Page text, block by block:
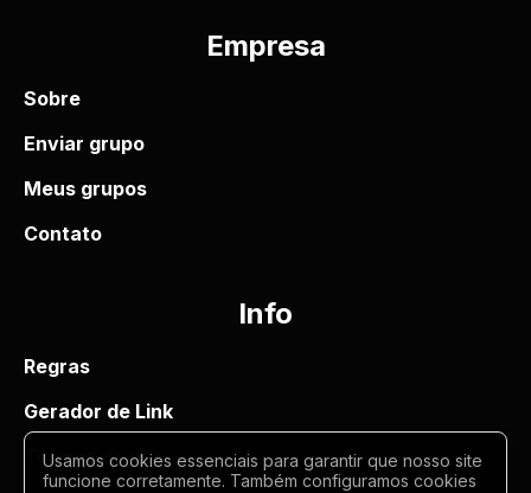
Empresa
Sobre
Enviar grupo
Meus grupos
Contato
Info
Regras
Gerador de Link
Termos de uso
Usamos cookies essenciais para garantir que nosso site
funcione corretamente. Também configuramos cookies